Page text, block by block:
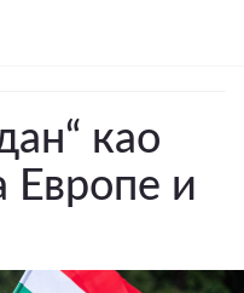
као
Европе и